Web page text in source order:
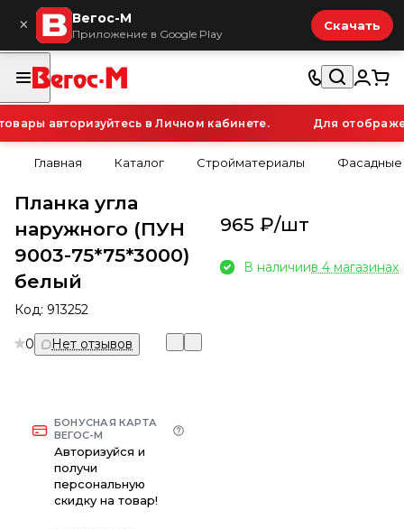
× Вегос-М
Приложение в Google Play
Скачать
авторизуйтесь в Личном кабинете. Для
Главная Каталог Стройматериалы Фасадные
Планка угла
наружного (ПУН
9003-75*75*3000)
белый
Код: 913252
0 Нет отзывов
БОНУСНАЯ КАРТА
ВЕГОС-М
Авторизуйся и
получи
персональную
скидку на товар!
965 ₽/шт
В наличиив 4 магазинах